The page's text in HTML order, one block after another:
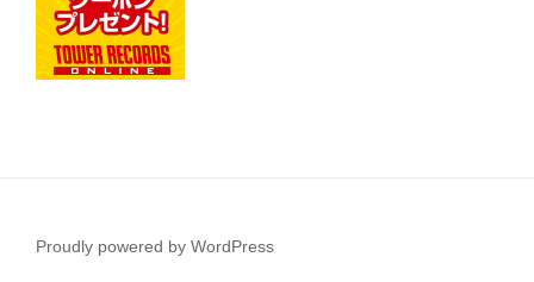
Proudly powered by WordPress